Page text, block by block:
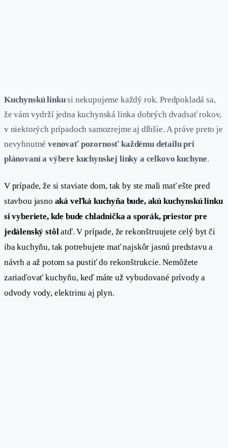
Kuchynskú linkusi nekupujeme každý rok. Predpokladá sa,
že vám vydrží jedna kuchynská linka dobrých dvadsať rokov,
v niektorých prípadoch samozrejme aj dlhšie. A práve preto je
nevyhnutnévenovať pozornosť každému detailu pri
plánovaní a výbere kuchynskej linky a celkovo kuchyne.
V prípade, že si staviate dom, tak by ste mali mať ešte pred
stavbou jasno aká veľká kuchyňa bude, akú kuchynskú linku
si vyberiete, kde bude chladnička a sporák, priestor pre
jedálenský stôlatď. V prípade, že rekonštruujete celý byt či
iba kuchyňu, tak potrebujete mať najskôr jasnú predstavu a
návrh a až potom sa pustiť do rekonštrukcie. Nemôžete
zariaďovať kuchyňu, keď máte už vybudované prívody a
odvody vody, elektrinu aj plyn.